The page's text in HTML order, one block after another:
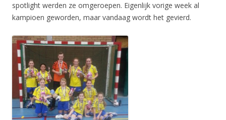
spotlight werden ze omgeroepen. Eigenlijk vorige week al
kampioen geworden, maar vandaag wordt het gevierd.